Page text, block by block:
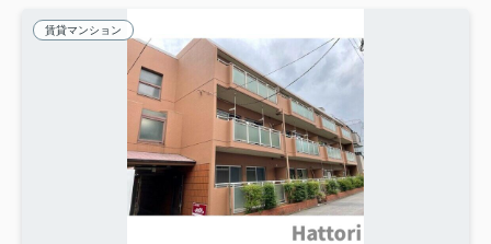
賃貸マンション